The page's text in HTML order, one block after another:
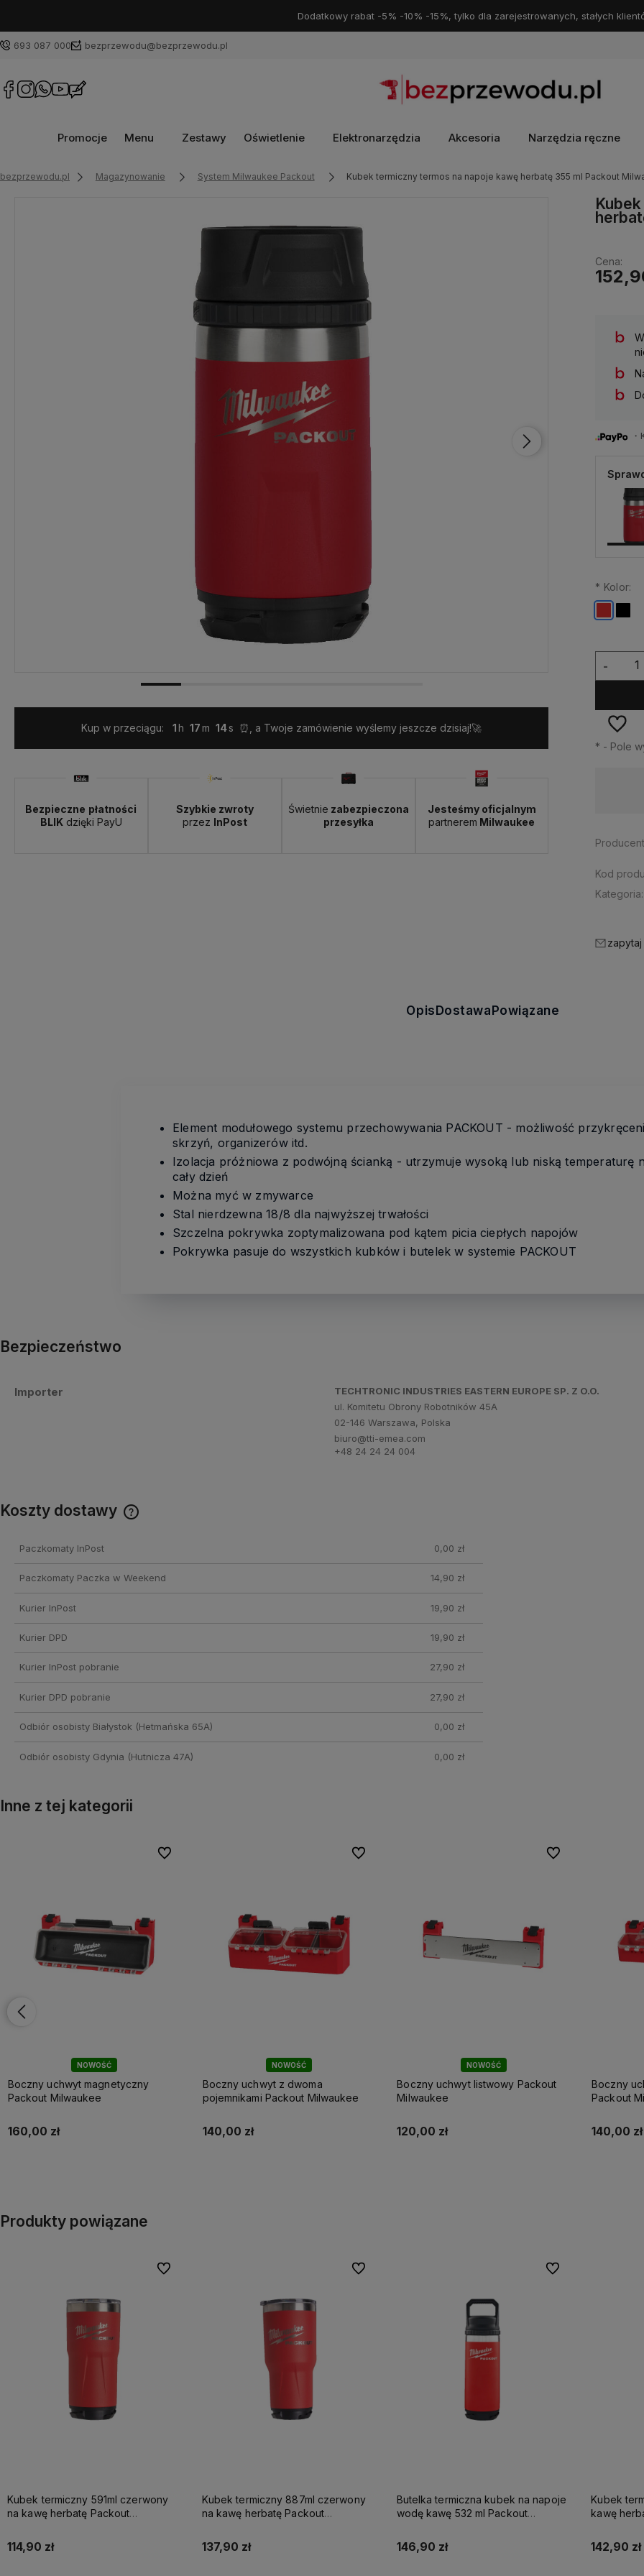
Dodatkowy rabat -5% -10% -15%, tylko dla zarejestrowanych, stałych
693 087 000 bezprzewodu@bezprzewodu.pl
Promocje Menu Zestawy Oświetlenie Elektronarzędzia Akcesoria Narzędzia ręczne
bezprzewodu.pl Magazynowanie System Milwaukee Packout Kubek termiczny termos na napoje kawę herbatę 355 ml Packout
Kup w przeciągu: 1 17 13 ⏰, a Twoje zamówienie wyślemy jeszcze dzisiaj!🚀
Bezpieczne płatności
BLIKdzięki PayU
Szybkie zwroty
przez InPost
Świetnie zabezpieczona
przesyłka
Jesteśmy oficjalnym
partnerem Milwaukee
Cena:
* Kolor:
-
* - Pole
> 10 szt.
Kod
Kategoria:
Opis Dostawa Powiązane
Element modułowego systemu przechowywania PACKOUT - możliwość
skrzyń, organizerów itd.
Izolacja próżniowa z podwójną ścianką - utrzymuje wysoką lub niską temperaturę
cały dzień
Można myć w zmywarce
Stal nierdzewna 18/8 dla najwyższej trwałości
Szczelna pokrywka zoptymalizowana pod kątem picia ciepłych napojów
Pokrywka pasuje do wszystkich kubków i butelek w systemie PACKOUT
Bezpieczeństwo
Importer
TECHTRONIC INDUSTRIES EASTERN EUROPE SP. Z O.O.
ul. Komitetu Obrony Robotników 45A
02-146 Warszawa, Polska
biuro@tti-emea.com
+48 24 24 24 004
Koszty dostawy
Paczkomaty InPost 0,00 zł
Paczkomaty Paczka w Weekend 14,90 zł
Kurier InPost 19,90 zł
Kurier DPD 19,90 zł
Kurier InPost pobranie 27,90 zł
Kurier DPD pobranie 27,90 zł
Odbiór osobisty Białystok(Hetmańska 65A) 0,00 zł
Odbiór osobisty Gdynia (Hutnicza 47A) 0,00 zł
Inne z tej kategorii
NOWOŚĆ
Boczny uchwyt magnetyczny
Packout Milwaukee
160,00 zł
Do ulubionych
Do ulubionych
NOWOŚĆ
Boczny uchwyt z dwoma
pojemnikami Packout Milwaukee
140,00 zł
Do ulubionych
Do ulubionych
NOWOŚĆ
Boczny uchwyt listwowy Packout
Milwaukee
120,00 zł
Do ulubionych
Do ulubionych
Boczny
Packout
140,00 zł
Produkty powiązane
Kubek termiczny 591ml czerwony
na kawę herbatę Packout
114,90 zł
Do ulubionych
Kubek termiczny 887ml czerwony
na kawę herbatę Packout
137,90 zł
Do ulubionych
Butelka termiczna kubek na napoje
wodę kawę 532 ml Packout
146,90 zł
Do ulubionych
Kubek
kawę herbatę 532 ml Packout
142,90 zł